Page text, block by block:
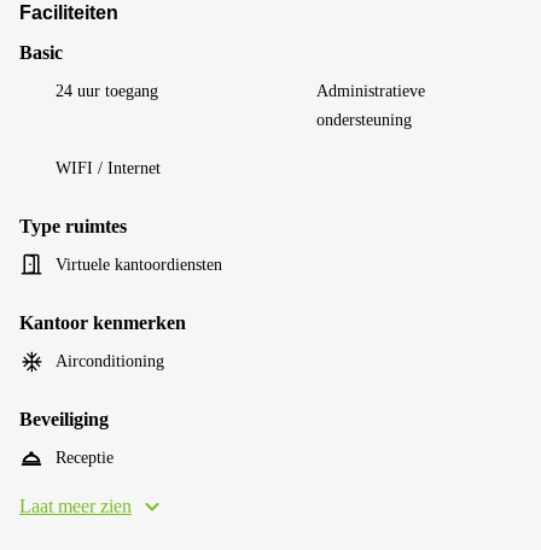
Faciliteiten
Basic
24 uur toegang
Administratieve
ondersteuning
WIFI / Internet
Type ruimtes
Virtuele kantoordiensten
Kantoor kenmerken
Airconditioning
Beveiliging
Receptie
Laat meer zien